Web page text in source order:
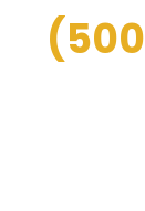
(500